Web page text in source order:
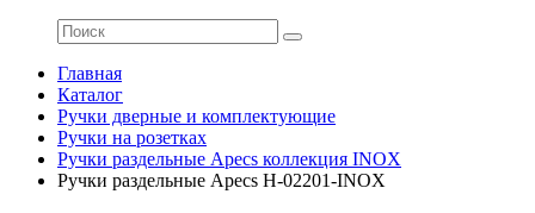
Главная
Каталог
Ручки дверные и комплектующие
Ручки на розетках
Ручки раздельные Apecs коллекция INOX
Ручки раздельные Apecs H-02201-INOX